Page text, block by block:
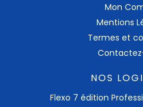
Mon
Mentions
Termes et
NOS
Flexo 7 édition